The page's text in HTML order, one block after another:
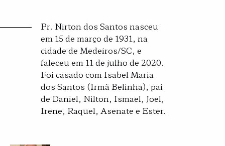
Pr. Nirton dos Santos nasceu
em 15 de março de 1931, na
cidade de Medeiros/SC, e
faleceu em 11 de julho de 2020.
Foi casado com Isabel Maria
dos Santos (Irmã Belinha), pai
de Daniel, Nilton, Ismael, Joel,
Irene, Raquel, Asenate e Ester.